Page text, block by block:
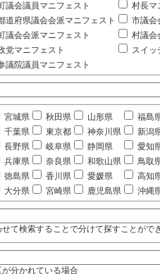
議会議員マニフェスト
村長マ
道府県議会会派マニフェスト
市議会
議会会派マニフェスト
村議会
党マニフェスト
スイッ
議院議員マニフェスト
宮城県 秋田県 山形県 福島
千葉県 東京都 神奈川県 新潟
長野県 岐阜県 静岡県 愛知
兵庫県 奈良県 和歌山県 鳥取
徳島県 香川県 愛媛県 高知
大分県 宮崎県 鹿児島県 沖縄
て検索することで分けて探すことができ
分かれている場合